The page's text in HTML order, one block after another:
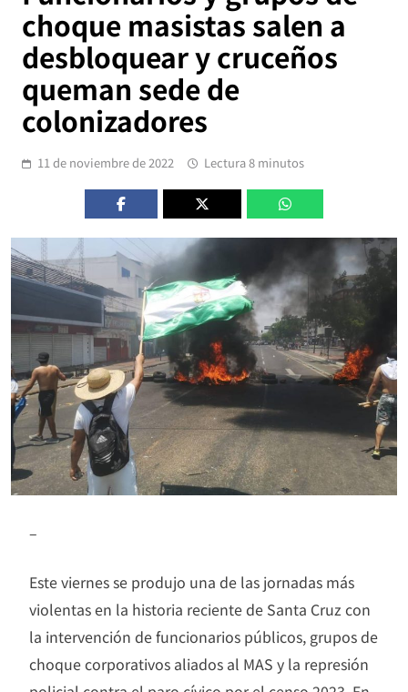
choque masistas salen a
desbloquear y cruceños
queman sede de
colonizadores
11 de noviembre de 2022 Lectura 8 minutos
–
Este viernes se produjo una de las jornadas más
violentas en la historia reciente de Santa Cruz con
la intervención de funcionarios públicos, grupos de
choque corporativos aliados al MAS y la represión